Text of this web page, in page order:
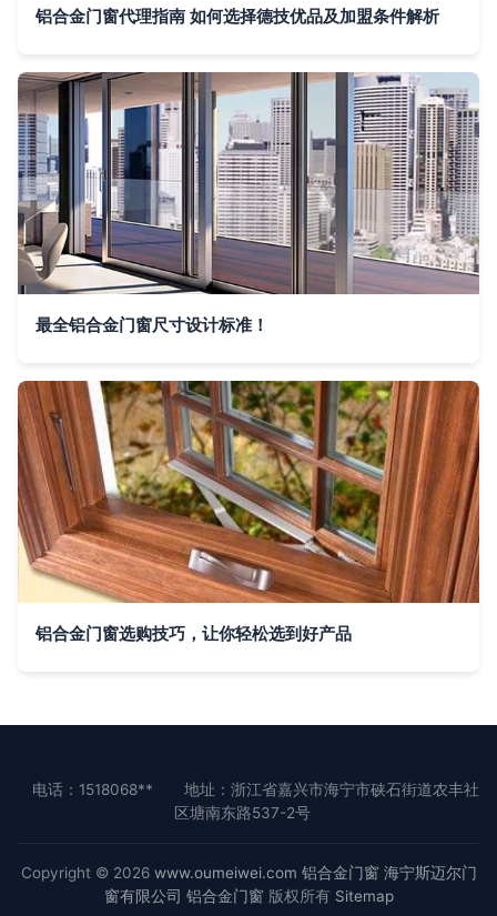
铝合金门窗代理指南 如何选择德技优品及加盟条件解析
最全铝合金门窗尺寸设计标准！
铝合金门窗选购技巧，让你轻松选到好产品
电话：1518068**
地址：浙江省嘉兴市海宁市硖石街道农丰社
区塘南东路537-2号
Copyright © 2026 www.oumeiwei.com 铝合金门窗 海宁斯迈尔门
窗有限公司 铝合金门窗 版权所有 Sitemap